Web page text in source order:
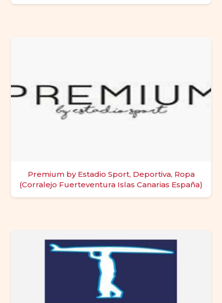
Premium by Estadio Sport, Deportiva, Ropa
(Corralejo Fuerteventura Islas Canarias España)